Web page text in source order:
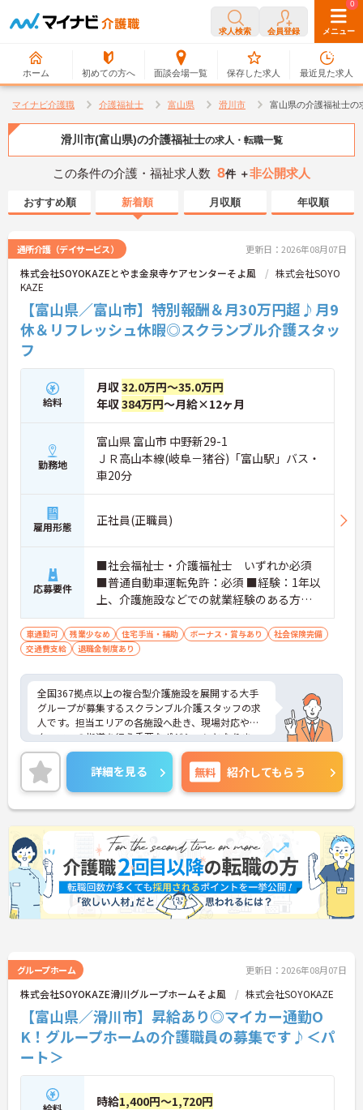
求人検索 会員登録 メニュー
ホーム 初めての方へ 面談会場一覧
0
保存した求人
0
最近見た求人
マイナビ介護職 介護福祉士 富山県 滑川市 富山県の介護福祉士の
滑川市(富山県)の介護福祉士の求人・転職一覧
この条件の介護・福祉求人数 8件 ＋非公開求人
おすすめ順 新着順 月収順 年収順
通所介護（デイサービス） 更新日：2026年08月07日
株式会社SOYOKAZEとやま金泉寺ケアセンターそよ風
株式会社SOYO
KAZE
【富山県／富山市】特別報酬＆月30万円超♪月9
休＆リフレッシュ休暇◎スクランブル介護スタッ
フ
給料
月収32.0万円～35.0万円
年収384万円～月給×12ヶ月
勤務地
富山県 富山市 中野新29-1
ＪＲ高山本線(岐阜－猪谷)「富山駅」バス・
車20分
雇用形態 正社員(正職員)
応募要件
■社会福祉士・介護福祉士 いずれか必須
■普通自動車運転免許：必須 ■経験：1年以
上、介護施設などでの就業経験のある方及
び介護施設での夜勤経験が有る方
車通勤可 残業少なめ 住宅手当・補助 ボーナス・賞与あり
社会保険完備
交通費支給
退職金制度あり
全国367拠点以上の複合型介護施設を展開する大手
グループが募集するスクランブル介護スタッフの求
人です。担当エリアの各施設へ赴き、現場対応やス
タッフへの指導を行う重要なポジションとなりま
す。賞与とは別に特別報酬の支給実績や各種手当が
充実しており、これまでのご経験を活かしてしっか
りとした収入を得られる環境です。また、有給休暇
とは別に年間17日間のリフレッシュ休暇が付与され
プライベートの時間を大切にしながら心身ともに余
裕を持って働けます。髪色やネイルなどが原則自由
となっており、自分らしいスタイルを維持できる点
も魅力です。在宅系から入居系まで幅広いサービス
に携わることで介護の専門性をさらに高められ、将
来的にはマネジメント層へのキャリアアップも目指
せるため、安定した基盤のもとで長期的な成長が期
待できます。
高い収入を獲得できます】
境で専門性を高められます
・高水準の特別報酬やスクランブル手当などが支給
されます
【年間17日のリフレッシュ休暇があり、私生活と両
立して長く続けられます】
・有給休暇とは別に年間17日間のリフレッシュ休暇
を支給！平日の取得もしやすく趣味や家族との時
詳細を見る 無料 紹介してもらう
グループホーム 更新日：2026年08月07日
株式会社SOYOKAZE滑川グループホームそよ風 株式会社SOYOKAZE
【富山県／滑川市】昇給あり◎マイカー通勤O
K！グループホームの介護職員の募集です♪＜パ
ート＞
時給1,400円～1,720円